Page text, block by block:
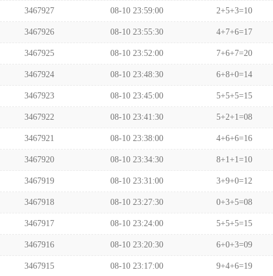
3467927 08-10 23:59:00 2+5+3=10
3467926 08-10 23:55:30 4+7+6=17
3467925 08-10 23:52:00 7+6+7=20
3467924 08-10 23:48:30 6+8+0=14
3467923 08-10 23:45:00 5+5+5=15
3467922 08-10 23:41:30 5+2+1=08
3467921 08-10 23:38:00 4+6+6=16
3467920 08-10 23:34:30 8+1+1=10
3467919 08-10 23:31:00 3+9+0=12
3467918 08-10 23:27:30 0+3+5=08
3467917 08-10 23:24:00 5+5+5=15
3467916 08-10 23:20:30 6+0+3=09
3467915 08-10 23:17:00 9+4+6=19